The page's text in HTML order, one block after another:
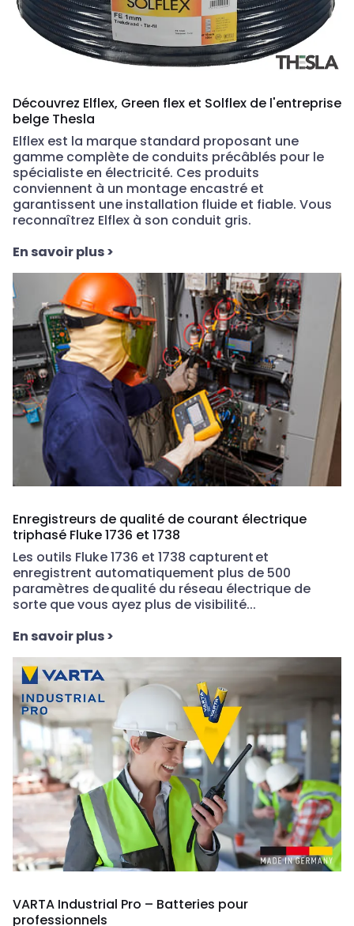
Découvrez Elflex, Green flex et Solflex de l'entreprise
belge Thesla
Elflex est la marque standard proposant une
gamme complète de conduits précâblés pour le
spécialiste en électricité. Ces produits
conviennent à un montage encastré et
garantissent une installation fluide et fiable. Vous
reconnaîtrez Elflex à son conduit gris.
En savoir plus>
Enregistreurs de qualité de courant électrique
triphasé Fluke 1736 et 1738
Les outils Fluke 1736 et 1738 capturent et
enregistrent automatiquement plus de 500
paramètres de qualité du réseau électrique de
sorte que vous ayez plus de visibilité...
En savoir plus>
VARTA Industrial Pro – Batteries pour
professionnels